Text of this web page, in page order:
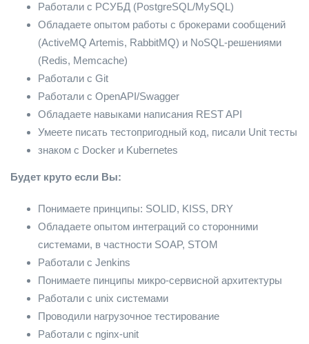
Работали с РСУБД (PostgreSQL/MySQL)
Обладаете опытом работы с брокерами сообщений
(ActiveMQ Artemis, RabbitMQ) и NoSQL-решениями
(Redis, Memcache)
Работали с Git
Работали с OpenAPI/Swagger
Обладаете навыками написания REST API
Умеете писать тестопригодный код, писали Unit тесты
знаком с Docker и Kubernetes
Будет круто если Вы:
Понимаете принципы: SOLID, KISS, DRY
Обладаете опытом интеграций со сторонними
системами, в частности SOAP, STOM
Работали с Jenkins
Понимаете пинципы микро-сервисной архитектуры
Работали с unix системами
Проводили нагрузочное тестирование
Работали с nginx-unit